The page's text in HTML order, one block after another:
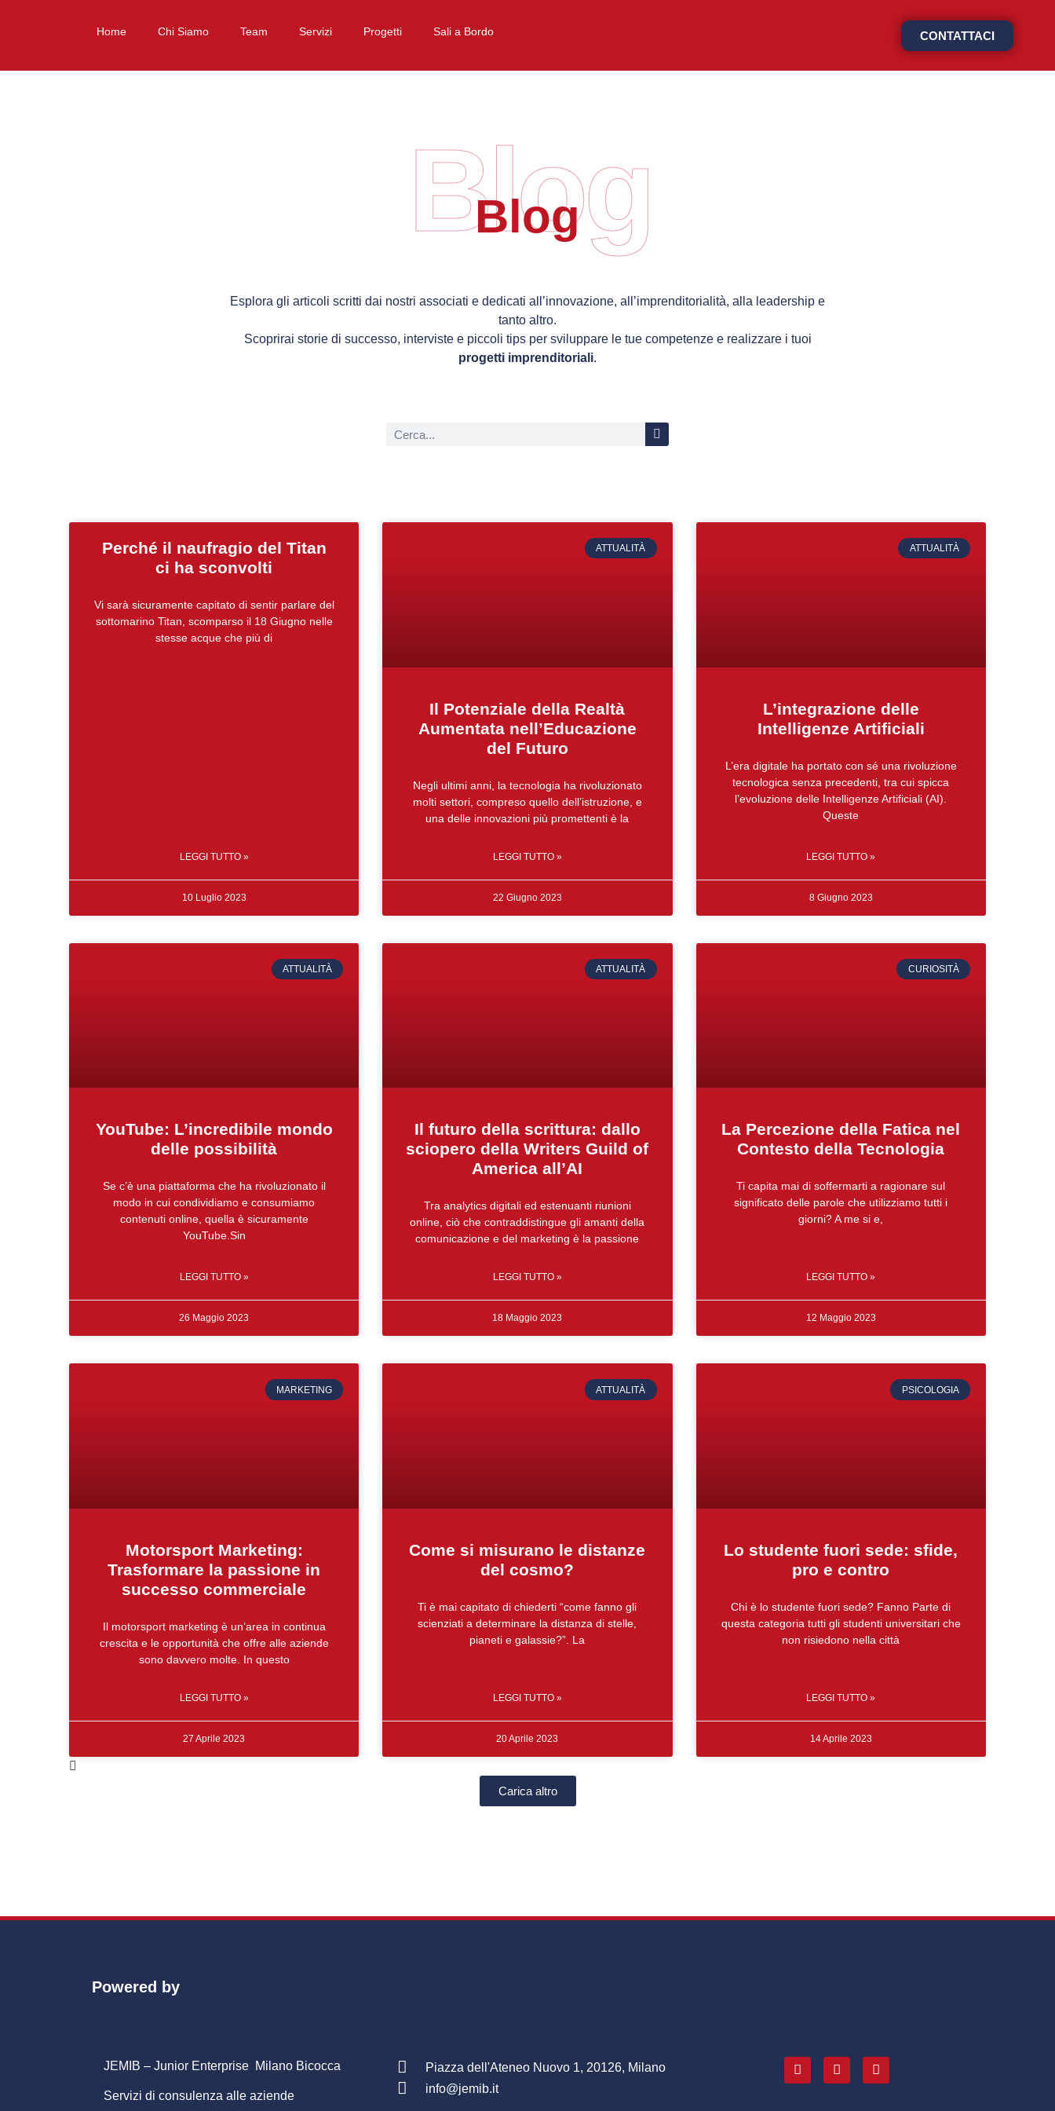
Home Chi Siamo Team Servizi Progetti Sali a Bordo CONTATTACI
Blog
Blog
Esplora gli articoli scritti dai nostri associati e dedicati all’innovazione, all’imprenditorialità, alla leadership e
tanto altro.
Scoprirai storie di successo, interviste e piccoli tips per sviluppare le tue competenze e realizzare i tuoi
progetti imprenditoriali.
Perché il naufragio del Titan
ci ha sconvolti
Vi sarà sicuramente capitato di sentir parlare del
sottomarino Titan, scomparso il 18 Giugno nelle
stesse acque che più di
LEGGI TUTTO »
10 Luglio 2023
ATTUALITÀ
Il Potenziale della Realtà
Aumentata nell’Educazione
del Futuro
Negli ultimi anni, la tecnologia ha rivoluzionato
molti settori, compreso quello dell’istruzione, e
una delle innovazioni più promettenti è la
LEGGI TUTTO »
22 Giugno 2023
ATTUALITÀ
L’integrazione delle
Intelligenze Artificiali
L’era digitale ha portato con sé una rivoluzione
tecnologica senza precedenti, tra cui spicca
l’evoluzione delle Intelligenze Artificiali (AI).
Queste
LEGGI TUTTO »
8 Giugno 2023
ATTUALITÀ
YouTube: L’incredibile mondo
delle possibilità
Se c’è una piattaforma che ha rivoluzionato il
modo in cui condividiamo e consumiamo
contenuti online, quella è sicuramente
YouTube.Sin
LEGGI TUTTO »
26 Maggio 2023
ATTUALITÀ
Il futuro della scrittura: dallo
sciopero della Writers Guild of
America all’AI
Tra analytics digitali ed estenuanti riunioni
online, ciò che contraddistingue gli amanti della
comunicazione e del marketing è la passione
LEGGI TUTTO »
18 Maggio 2023
CURIOSITÀ
La Percezione della Fatica nel
Contesto della Tecnologia
Ti capita mai di soffermarti a ragionare sul
significato delle parole che utilizziamo tutti i
giorni? A me si e,
LEGGI TUTTO »
12 Maggio 2023
MARKETING
Motorsport Marketing:
Trasformare la passione in
successo commerciale
Il motorsport marketing è un’area in continua
crescita e le opportunità che offre alle aziende
sono davvero molte. In questo
LEGGI TUTTO »
27 Aprile 2023
ATTUALITÀ
Come si misurano le distanze
del cosmo?
Ti è mai capitato di chiederti “come fanno gli
scienziati a determinare la distanza di stelle,
pianeti e galassie?”. La
LEGGI TUTTO »
20 Aprile 2023
PSICOLOGIA
Lo studente fuori sede: sfide,
pro e contro
Chi è lo studente fuori sede? Fanno Parte di
questa categoria tutti gli studenti universitari che
non risiedono nella città
LEGGI TUTTO »
14 Aprile 2023
Carica altro
Powered by
JEMIB – Junior Enterprise Milano Bicocca
Servizi di consulenza alle aziende
Piazza dell'Ateneo Nuovo 1, 20126, Milano
info@jemib.it